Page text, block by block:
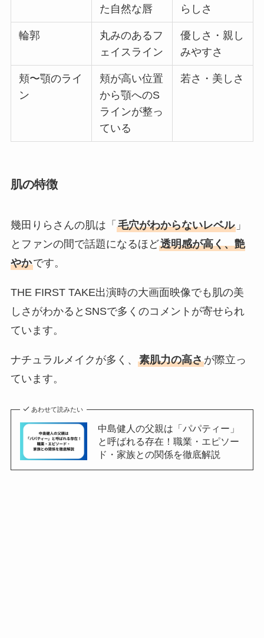
た自然な唇 らしさ
輪郭
丸みのあるフ
ェイスライン
優しさ・親し
みやすさ
頬〜顎のライ
ン
頬が高い位置
から顎へのS
ラインが整っ
ている
若さ・美しさ
肌の特徴
幾田りらさんの肌は「 毛穴がわからないレベル」
とファンの間で話題になるほど透明感が高く、艶
やかです。
THE FIRST TAKE出演時の大画面映像でも肌の美
しさがわかるとSNSで多くのコメントが寄せられ
ています。
ナチュラルメイクが多く、 素肌力の高さが際立っ
ています。
あわせて読みたい
中島健人の父親は「パパティー」
と呼ばれる存在！職業・エピソー
ド・家族との関係を徹底解説